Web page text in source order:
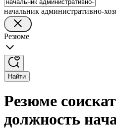
начальник административно-
Резюме
Найти
Резюме
должность